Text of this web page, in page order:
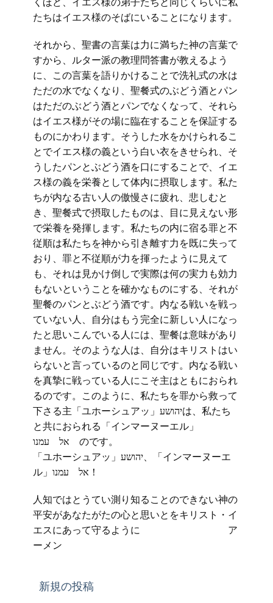
たちはイエス様のそばにいることになります。
それから、聖書の言葉は力に満ちた神の言葉で
すから、ルター派の教理問答書が教えるよう
に、この言葉を語りかけることで洗礼式の水は
ただの水でなくなり、聖餐式のぶどう酒とパン
はただのぶどう酒とパンでなくなって、それら
はイエス様がその場に臨在することを保証する
ものにかわります。そうした水をかけられるこ
とでイエス様の義という白い衣をきせられ、そ
うしたパンとぶどう酒を口にすることで、イエ
ス様の義を栄養として体内に摂取します。私た
ちが内なる古い人の傲慢さに疲れ、悲しむと
き、聖餐式で摂取したものは、目に見えない形
で栄養を発揮します。私たちの内に宿る罪と不
従順は私たちを神から引き離す力を既に失って
おり、罪と不従順が力を揮ったように見えて
も、それは見かけ倒しで実際は何の実力も効力
もないということを確かなものにする、それが
聖餐のパンとぶどう酒です。内なる戦いを戦っ
ていない人、自分はもう完全に新しい人になっ
たと思いこんでいる人には、聖餐は意味があり
ません。そのような人は、自分はキリストはい
らないと言っているのと同じです。内なる戦い
を真摯に戦っている人にこそ主はともにおられ
るのです。このように、私たちを罪から救って
下さる主「ユホーシュアッ」יהושעは、私たち
と共におられる「インマーヌーエル」
אל עמנו のです。
「ユホーシュアッ」יהושע、「インマーヌーエ
ル」אל עמנו！
人知ではとうてい測り知ることのできない神の
平安があなたがたの心と思いとをキリスト・イ
エスにあって守るように ア
ーメン
新規の投稿